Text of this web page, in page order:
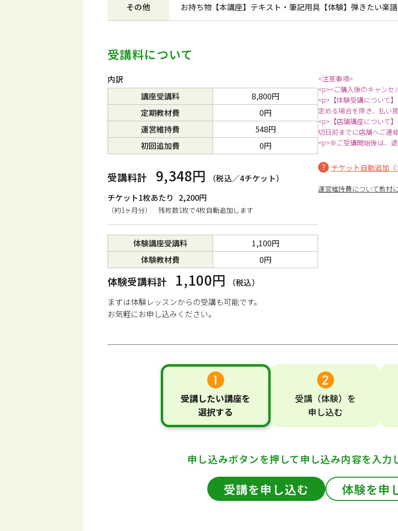
その他 お持ち物【本講座】テキスト・筆記用具【体験】弾きたい楽
受講料について
内訳
講座受講料
8,800円
定期教材費
0円
運営維持費
548円
初回追加費
0円
受講料計 9,348円
（税込／4チケット）
チケット1枚あたり 2,200円
（約1ヶ月分） 残枚数1枚で4枚自動追加します
体験講座受講料
1,100円
体験教材費
0円
体験受講料計 1,100円
（税込）
まずは体験レッスンからの受講も可能です。
お気軽にお申し込みください。
<注意事項>
<p><ご購入後のキャンセ
<p>【体験受講について
定める場合を除き、払い
<p>【店舗講座について
切日前までに店舗へご連
<p>※ご受講開始後は、退
チケット自動追加
運営維持費について教材
受講したい講座を
選択する
受講 （体験） を
申し込む
申し込みボタンを押して申し込み内容を入力
受講を申し込む 体験を申